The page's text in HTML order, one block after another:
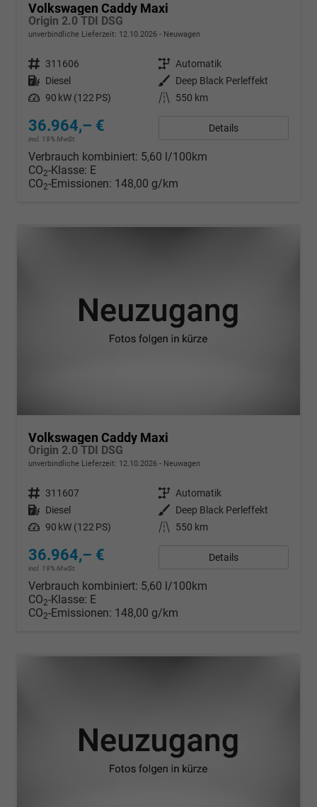
Volkswagen Caddy Maxi
Origin 2.0 TDI DSG
unverbindliche Lieferzeit: 12.10.2026 Neuwagen
Fahrzeugnr. 311606 Getriebe Automatik
Kraftstoff Diesel Außenfarbe
Deep Black Perleffekt
Leistung 90 kW (122 PS) Kilometerstand 550 km
36.964,– €
incl. 19% MwSt.
Details
Verbrauch kombiniert: 5,60 l/100km
CO2-Klasse: E
CO2-Emissionen: 148,00 g/km
Volkswagen Caddy Maxi
Origin 2.0 TDI DSG
unverbindliche Lieferzeit: 12.10.2026 Neuwagen
Fahrzeugnr. 311607 Getriebe Automatik
Kraftstoff Diesel Außenfarbe
Deep Black Perleffekt
Leistung 90 kW (122 PS) Kilometerstand 550 km
36.964,– €
incl. 19% MwSt.
Details
Verbrauch kombiniert: 5,60 l/100km
CO2-Klasse: E
CO2-Emissionen: 148,00 g/km